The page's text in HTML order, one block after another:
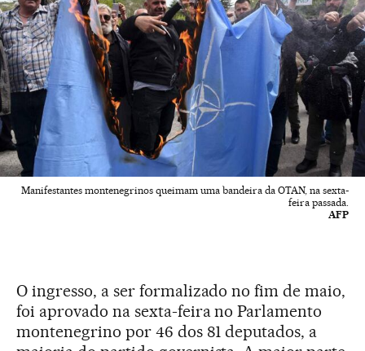
Manifestantes montenegrinos queimam uma bandeira da OTAN, na sexta-
feira passada.
AFP
O ingresso, a ser formalizado no fim de maio,
foi aprovado na sexta-feira no Parlamento
montenegrino por 46 dos 81 deputados, a